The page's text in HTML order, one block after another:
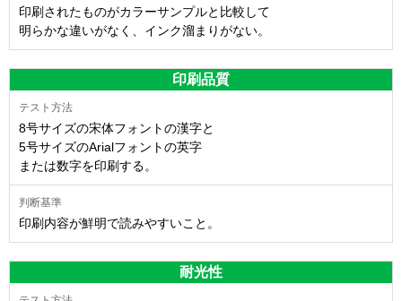
印刷されたものがカラーサンプルと比較して
明らかな違いがなく、インク溜まりがない。
印刷品質
8号サイズの宋体フォントの漢字と
5号サイズのArialフォントの英字
または数字を印刷する。
印刷内容が鮮明で読みやすいこと。
耐光性